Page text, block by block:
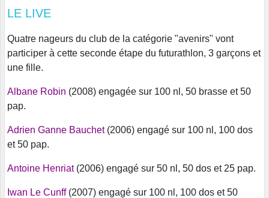
LE LIVE
Quatre nageurs du club de la catégorie "avenirs" vont
participer à cette seconde étape du futurathlon, 3 garçons et
une fille.
Albane Robin (2008) engagée sur 100 nl, 50 brasse et 50
pap.
Adrien Ganne Bauchet(2006) engagé sur 100 nl, 100 dos
et 50 pap.
Antoine Henriat(2006) engagé sur 50 nl, 50 dos et 25 pap.
Iwan Le Cunff(2007) engagé sur 100 nl, 100 dos et 50